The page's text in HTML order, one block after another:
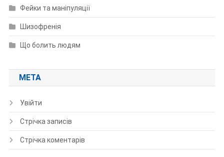
Фейки та маніпуляції
Шизофренія
Що болить людям
МЕТА
Увійти
Стрічка записів
Стрічка коментарів